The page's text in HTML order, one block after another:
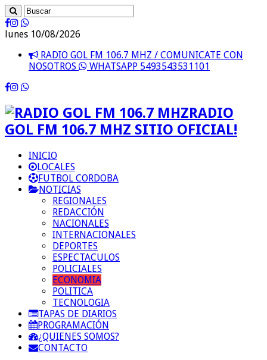
lunes 10/08/2026
RADIO GOL FM 106.7 MHZ / COMUNICATE CON
NOSOTROS
WHATSAPP 5493543531101
RADIO
GOL FM 106.7 MHZ SITIO OFICIAL!
INICIO
LOCALES
FUTBOL CORDOBA
NOTICIAS
REGIONALES
REDACCIÓN
NACIONALES
INTERNACIONALES
DEPORTES
ESPECTACULOS
POLICIALES
ECONOMIA
POLITICA
TECNOLOGIA
TAPAS DE DIARIOS
PROGRAMACIÓN
¿QUIENES SOMOS?
CONTACTO